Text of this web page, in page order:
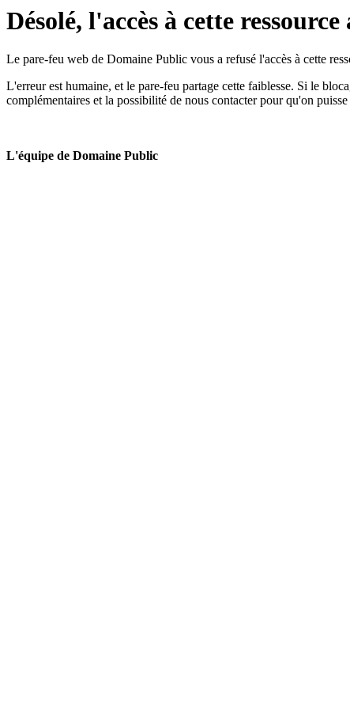
Désolé, l'accès à cette
Le pare-feu web de Domaine Public vous a refusé l'accès à cette
L'erreur est humaine, et le pare-feu partage cette faiblesse. Si le
complémentaires et la possibilité de nous contacter pour qu'on
L'équipe de Domaine Public